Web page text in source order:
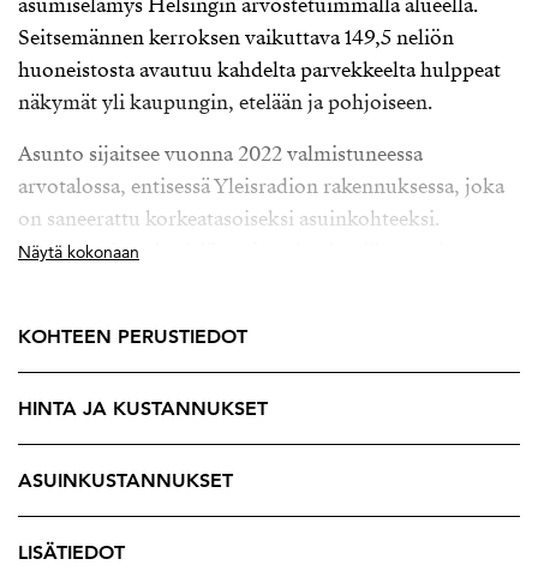
Seitsemännen kerroksen vaikuttava 149,5 neliön
huoneistosta avautuu kahdelta parvekkeelta hulppeat
näkymät yli kaupungin, etelään ja pohjoiseen.
Asunto sijaitsee vuonna 2022 valmistuneessa
arvotalossa, entisessä Yleisradion rakennuksessa, joka
on saneerattu korkeatasoiseksi asuinkohteeksi.
Vesikiertoinen lattialämmitys, kaukoviilennys ja
pohjaratkaisu tekee jokaisesta neliöstä myös toimivan.
Taloyhtiö nostaa asumisen uudelle tasolle: käytössäsi
tulevaisuuteen.
Näytä kokonaan
KOHTEEN PERUSTIEDOT
HINTA JA KUSTANNUKSET
ASUINKUSTANNUKSET
LISÄTIEDOT